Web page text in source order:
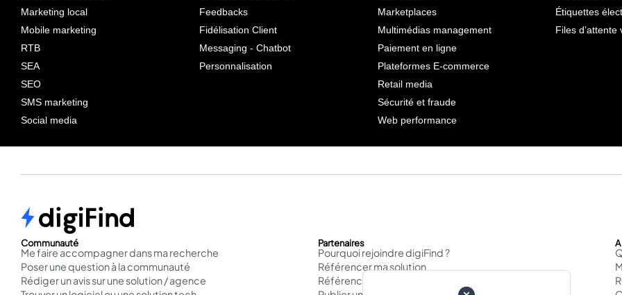
Marketing local
Mobile marketing
RTB
SEA
SEO
SMS marketing
Social media
Feedbacks
Fidélisation Client
Messaging - Chatbot
Personnalisation
Marketplaces
Multimédias management
Paiement en ligne
Plateformes E-commerce
Retail media
Sécurité et fraude
Web performance
Étiquettes
Files d’attente
Communauté
Me faire accompagner dans ma recherche
Poser une question à la communauté
Rédiger un avis sur une solution / agence
Partenaires
Pourquoi rejoindre digiFind ?
Référencer ma solution
Référencer mon agence